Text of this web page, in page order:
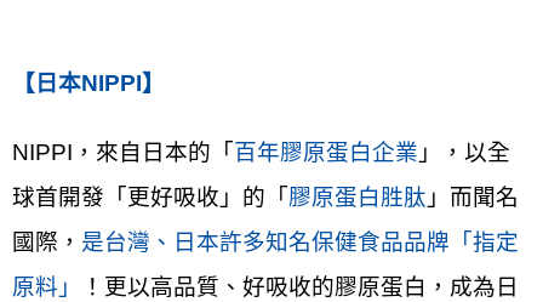
【日本NIPPI】
NIPPI，來自日本的「百年膠原蛋白企業 」，以全
球首開發「更好吸收」的「膠原蛋白胜肽 」而聞名
國際， 是台灣、日本許多知名保健食品品牌「指定
原料」
！更以高品質、好吸收的膠原蛋白，成為日